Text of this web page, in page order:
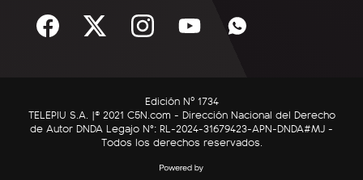
Sociedad
C5N Autos
RatingCero
Términos y condiciones
Edición Nº 1734
TELEPIU S.A. |© 2021 C5N.com - Dirección Nacional del Derecho
de Autor DNDA Legajo N°: RL-2024-31679423-APN-DNDA#MJ -
Todos los derechos reservados.